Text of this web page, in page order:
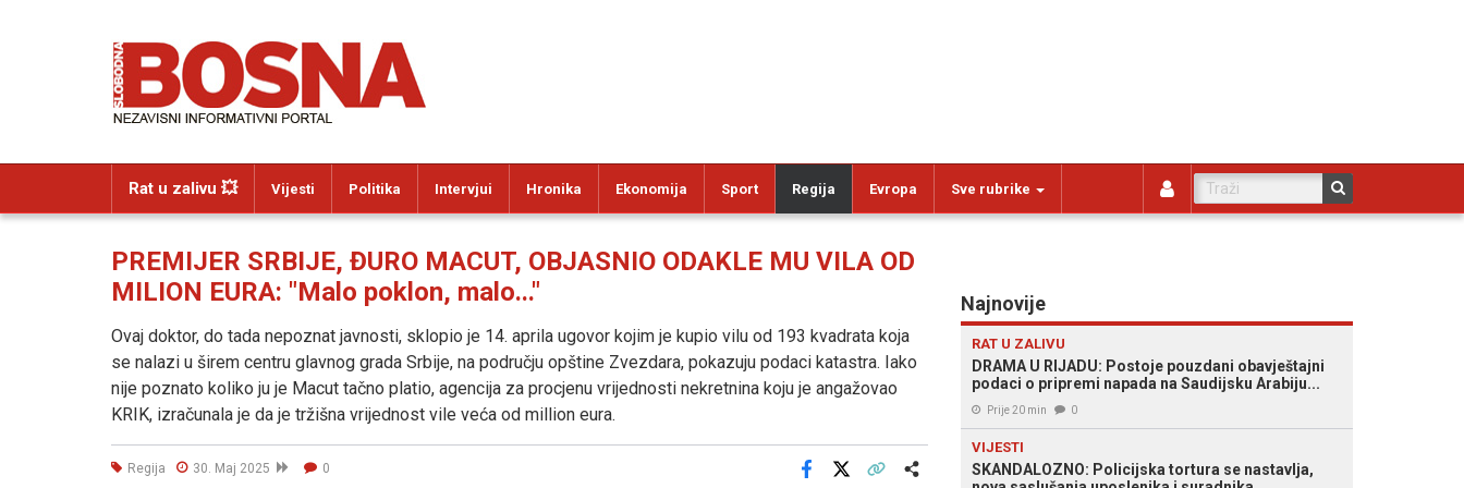
Rat u zalivu 💥 Vijesti Politika Intervjui Hronika Ekonomija Sport Regija Evropa Sve rubrike
PREMIJER SRBIJE, ĐURO MACUT, OBJASNIO ODAKLE MU VILA OD
MILION EURA: "Malo poklon, malo..."
Ovaj doktor, do tada nepoznat javnosti, sklopio je 14. aprila ugovor kojim je kupio vilu od 193 kvadrata koja
se nalazi u širem centru glavnog grada Srbije, na području opštine Zvezdara, pokazuju podaci katastra. Iako
nije poznato koliko ju je Macut tačno platio, agencija za procjenu vrijednosti nekretnina koju je angažovao
KRIK, izračunala je da je tržišna vrijednost vile veća od million eura.
Regija 30. Maj 2025 0
Facebook
Najnovije
RAT U ZALIVU
DRAMA U RIJADU: Postoje pouzdani obavještajni
podaci o pripremi napada na Saudijsku Arabiju...
Prije 20 min 0
VIJESTI
SKANDALOZNO: Policijska tortura se nastavlja,